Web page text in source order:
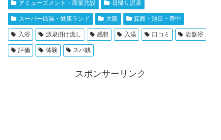
アミューズメント・商業施設 日帰り温泉
スーパー銭湯・健康ランド 大阪 箕面・池田・豊中
入浴 源泉掛け流し 感想 入湯 口コミ 岩盤浴
評価 体験 スパ銭
スポンサーリンク